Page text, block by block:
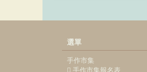
選單
手作市集
手作市集報名表